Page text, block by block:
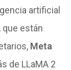
artificial
que están
Meta
de LLaMA 2